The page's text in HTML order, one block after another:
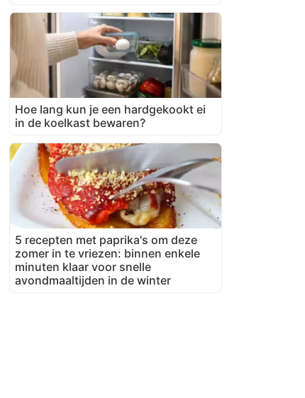
Hoe lang kun je een hardgekookt ei
in de koelkast bewaren?
5 recepten met paprika's om deze
zomer in te vriezen: binnen enkele
minuten klaar voor snelle
avondmaaltijden in de winter